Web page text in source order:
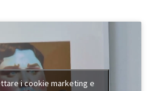
i cookie marketing e